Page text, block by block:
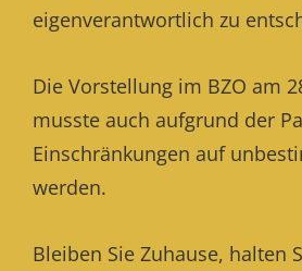
eigenverantwortlich zu
Die Vorstellung im BZO am
musste auch aufgrund der
Einschränkungen auf
werden.
Bleiben Sie Zuhause, halten